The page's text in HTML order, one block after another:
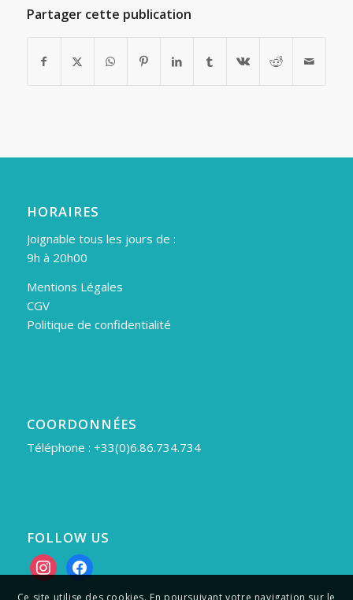
Partager cette publication
HORAIRES
Joignable tous les jours de :
9h à 20h00
Mentions Légales
CGV
Politique de confidentialité
COORDONNÉES
Téléphone : +33(0)6.86.734.734
FOLLOW US
instagramfacebook
Ce site utilise des cookies. En poursuivant votre navigation sur le